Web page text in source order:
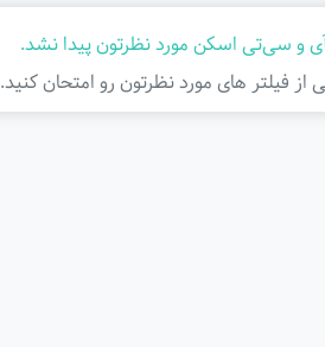
آی و سی‌تی اسکن مورد نظرتون پیدا نشد.
از فیلتر ‌های مورد نظرتون رو امتحان کنید.